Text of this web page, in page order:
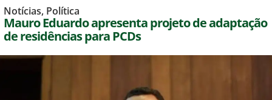
Notícias, Política
Mauro Eduardo apresenta projeto de adaptação
de residências para PCDs